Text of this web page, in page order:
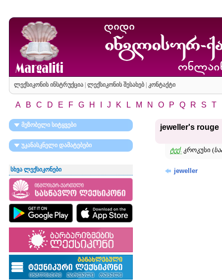
ლექსიკონის ინსტრუქცია| ლექსიკონის შესახებ| კონტაქტი
A B C D E F G H J K L M N O P Q R S T
მეზობელი სიტყვები
უკანასკნელი დამატებები
სხვა ლექსიკონები
jeweller's rouge
ტექ. კროკუსი (
jeweller